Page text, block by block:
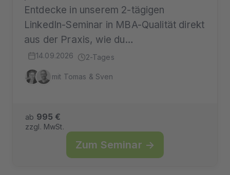
Entdecke in unserem 2-tägigen
LinkedIn-Seminar in MBA-Qualität direkt
aus der Praxis, wie du…
14.09.2026 2-Tages
mit Tomas & Sven
ab 995 €
zzgl. MwSt.
Zum Seminar →